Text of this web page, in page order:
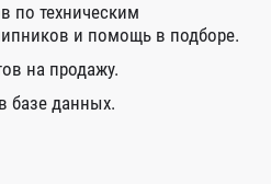
по техническим
и помощь в подборе.
на продажу.
базе данных.